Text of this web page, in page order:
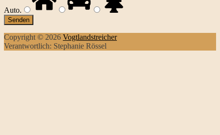
Auto.
Copyright © 2026 Vogtlandstreicher
Verantwortlich: Stephanie Rössel